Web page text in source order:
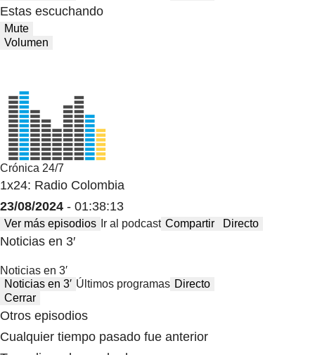
Estas escuchando
Mute
Volumen
Crónica 24/7
1x24: Radio Colombia
23/08/2024 - 01:38:13
Ver más episodios Ir al podcast Compartir Directo
Noticias en 3′
Noticias en 3′
Noticias en 3′ Últimos programas Directo
Cerrar
Otros episodios
Cualquier tiempo pasado fue anterior